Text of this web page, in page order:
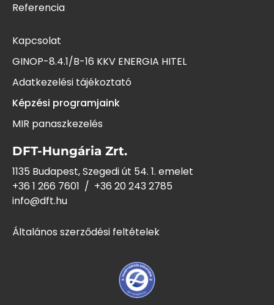
Referencia
Kapcsolat
GINOP-8.4.1/B-16 KKV ENERGIA HITEL
Adatkezelési tájékoztató
Képzési programjaink
MIR panaszkezelés
DFT-Hungária Zrt.
1135 Budapest, Szegedi út 54. 1. emelet
+36 1 266 7601 / +36 20 243 2785
info@dft.hu
Általános szerződési feltételek